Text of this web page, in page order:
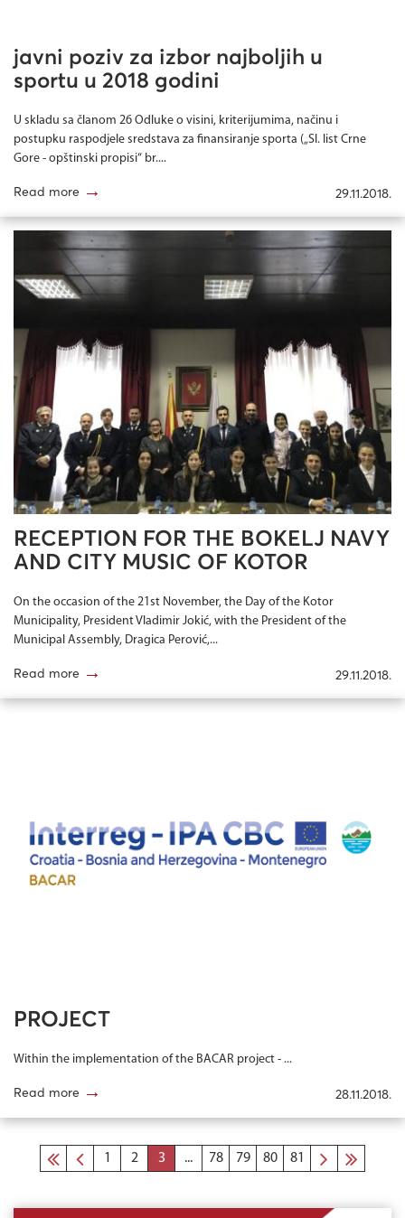
javni poziv za izbor najboljih u
sportu u 2018 godini
U skladu sa članom 26 Odluke o visini, kriterijumima, načinu i
postupku raspodjele sredstava za finansiranje sporta („Sl. list Crne
Gore - opštinski propisi“ br....
Read more → 29.11.2018.
RECEPTION FOR THE BOKELJ NAVY
AND CITY MUSIC OF KOTOR
On the occasion of the 21st November, the Day of the Kotor
Municipality, President Vladimir Jokić, with the President of the
Municipal Assembly, Dragica Perović,...
Read more → 29.11.2018.
PROJECT
Within the implementation of the BACAR project - ...
Read more → 28.11.2018.
1 2 3 ... 78 79 80 81